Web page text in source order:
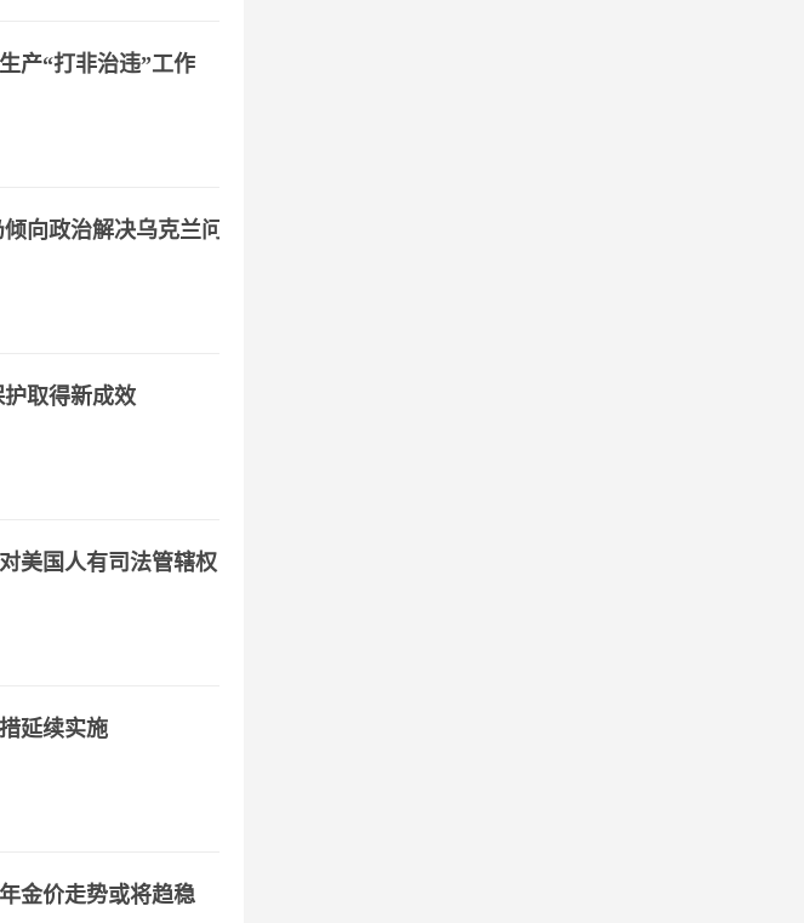
产“打非治违”工作
向政治解决乌克兰问
取得新成效
美国人有司法管辖权
延续实施
金价走势或将趋稳